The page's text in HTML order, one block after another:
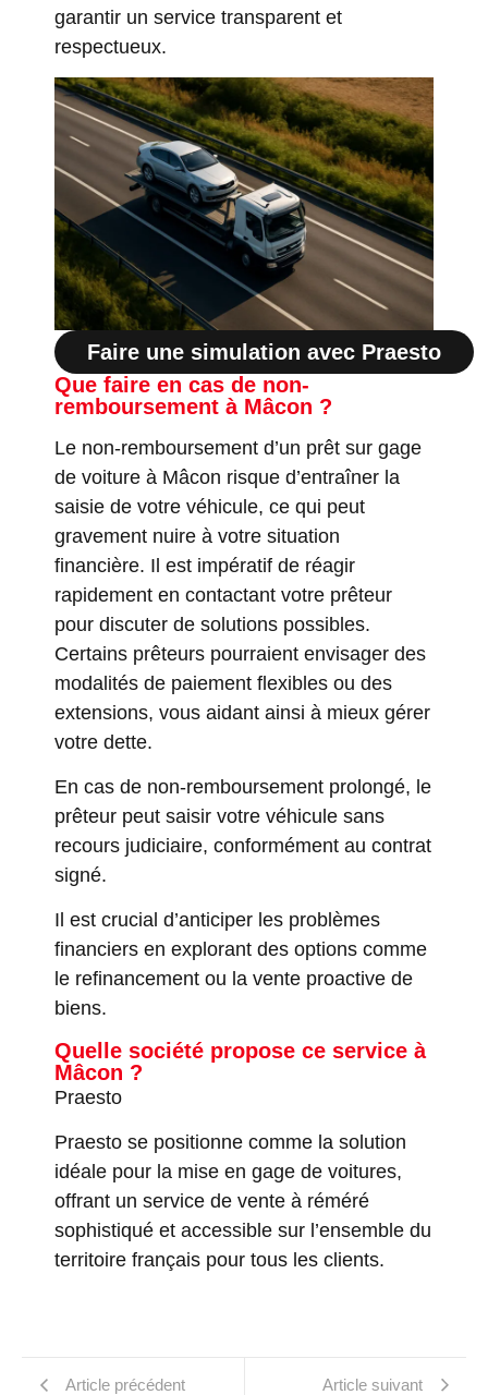
garantir un service transparent et
respectueux.
Faire une simulation avec Praesto
Que faire en cas de non-
remboursement à Mâcon ?
Le non-remboursement d’un prêt sur gage
de voiture à Mâcon risque d’entraîner la
saisie de votre véhicule, ce qui peut
gravement nuire à votre situation
financière. Il est impératif de réagir
rapidement en contactant votre prêteur
pour discuter de solutions possibles.
Certains prêteurs pourraient envisager des
modalités de paiement flexibles ou des
extensions, vous aidant ainsi à mieux gérer
votre dette.
En cas de non-remboursement prolongé, le
prêteur peut saisir votre véhicule sans
recours judiciaire, conformément au contrat
signé.
Il est crucial d’anticiper les problèmes
financiers en explorant des options comme
le refinancement ou la vente proactive de
biens.
Quelle société propose ce service à
Mâcon ?
Praesto
Praesto se positionne comme la solution
idéale pour la mise en gage de voitures,
offrant un service de vente à réméré
sophistiqué et accessible sur l’ensemble du
territoire français pour tous les clients.
Article précédent Article suivant